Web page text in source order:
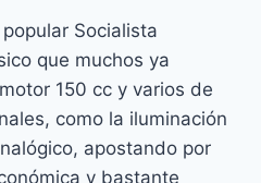
Socialista
que muchos ya
150 cc y varios de
como la iluminación
apostando por
y bastante